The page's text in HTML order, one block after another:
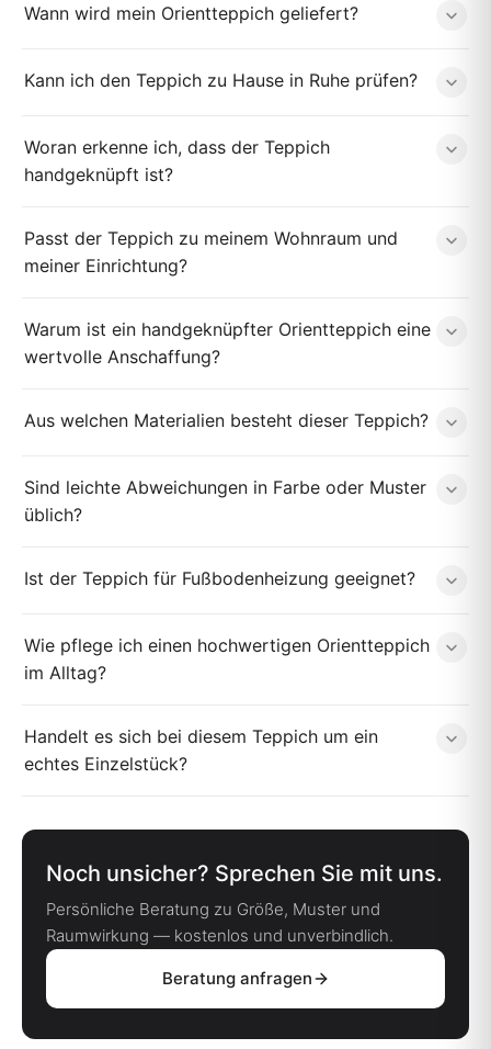
Wann wird mein Orientteppich geliefert?
Kann ich den Teppich zu Hause in Ruhe prüfen?
Woran erkenne ich, dass der Teppich
handgeknüpft ist?
Passt der Teppich zu meinem Wohnraum und
meiner Einrichtung?
Warum ist ein handgeknüpfter Orientteppich eine
wertvolle Anschaffung?
Aus welchen Materialien besteht dieser Teppich?
Sind leichte Abweichungen in Farbe oder Muster
üblich?
Ist der Teppich für Fußbodenheizung geeignet?
Wie pflege ich einen hochwertigen Orientteppich
im Alltag?
Handelt es sich bei diesem Teppich um ein
echtes Einzelstück?
Noch unsicher? Sprechen Sie mit uns.
Persönliche Beratung zu Größe, Muster und
Raumwirkung — kostenlos und unverbindlich.
Beratung anfragen